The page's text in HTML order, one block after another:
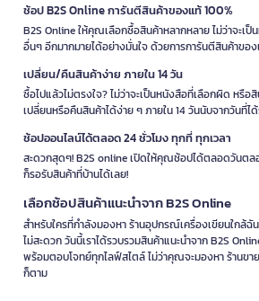
ช้อป B2S Online การันตีสินค้าของแท้ 100%
B2S Online ให้คุณเลือกซื้อสินค้าหลากหลาย ไม่ว่าจะเป็
อื่นๆ อีกมากมายได้อย่างมั่นใจ ด้วยการการันตีสินค้าขอ
เปลี่ยน/คืนสินค้าง่าย ภายใน 14 วัน
ซื้อไปแล้วไม่ตรงใจ? ไม่ว่าจะเป็นหนังสือที่เลือกผิด หรื
เปลี่ยนหรือคืนสินค้าได้ง่าย ๆ ภายใน 14 วันนับจากวันที่ไ
ช้อปออนไลน์ได้ตลอด 24 ชั่วโมง ทุกที่ ทุกเวลา
สะดวกสุดๆ! B2S online เปิดให้คุณช้อปได้ตลอดวันตล
ก็รอรับสินค้าที่บ้านได้เลย!
เลือกช้อปสินค้าแนะนำจาก B2S Online
สำหรับใครที่กำลังมองหา ร้านอุปกรณ์เครื่องเขียนใกล้ฉั
ไม่สะดวก วันนี้เราได้รวบรวมสินค้าแนะนำจาก B2S
พร้อมตอบโจทย์ทุกไลฟ์สไตล์ ไม่ว่าคุณจะมองหา ร้านข
ก็ตาม